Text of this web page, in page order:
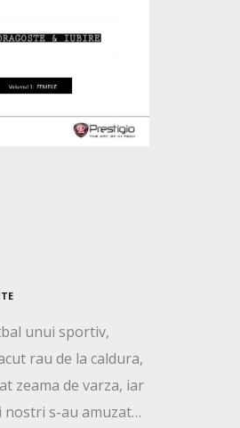
unui sportiv,
rau de la caldura,
zeama de varza, iar
s-au amuzat…